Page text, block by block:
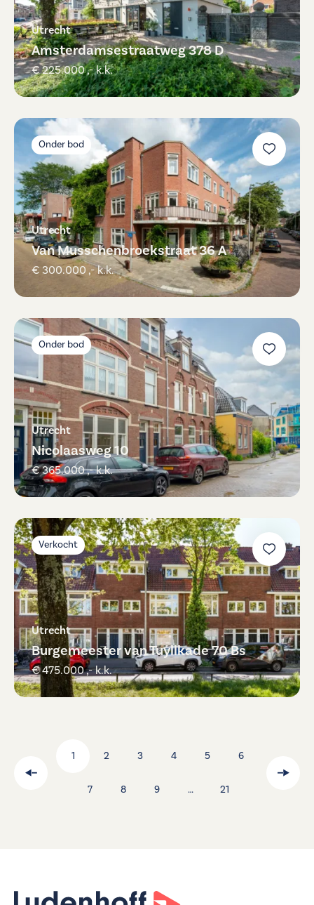
Utrecht
Amsterdamsestraatweg 378 D
€ 225.000 ,- k.k.
Onder bod
Utrecht
Van Musschenbroekstraat 36 A
€ 300.000 ,- k.k.
Onder bod
Utrecht
Nicolaasweg 10
€ 365.000 ,- k.k.
Verkocht
Utrecht
Burgemeester van Tuyllkade 70 Bs
€ 475.000 ,- k.k.
1 2 3 4 5 6
7 8 9 … 21